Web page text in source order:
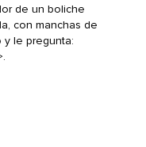
de un boliche
con manchas de
y le pregunta: